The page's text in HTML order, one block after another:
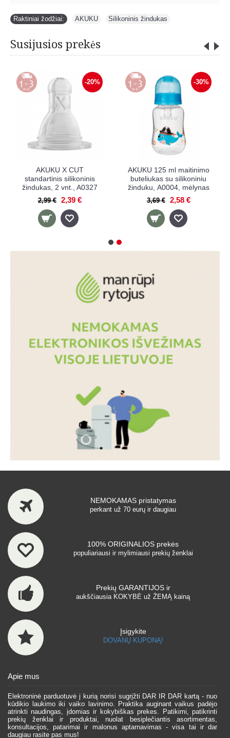
Raktiniai žodžiai: AKUKU Silikoninis žindukas
Susijusios prekės
-20%
AKUKU X CUT
standartinis silikoninis
žindukas, 2 vnt., A0327
2,99 € 2,39 €
-30%
AKUKU 125 ml maitinimo
buteliukas su silikoniniu
žinduku, А0004, mėlynas
3,69 € 2,58 €
NEMOKAMAS pristatymas
perkant už 70 eurų ir daugiau
100% ORIGINALIOS prekės
populiariausi ir mylimiausi prekių ženklai
Prekių GARANTIJOS ir
aukščiausia KOKYBĖ už ŽEMĄ kainą
Įsigykite
DOVANŲ KUPONĄ!
Apie mus
Elektroninė parduotuvė į kurią norisi sugrįžti DAR IR DAR kartą - nuo
kūdikio laukimo iki vaiko lavinimo. Praktika auginant vaikus padėjo
atrinkti naudingas, įdomias ir kokybiškas prekes. Patikimi, patikrinti
prekių ženklai ir produktai, nuolat besiplečiantis asortimentas,
konsultacijos, patarimai ir malonus aptarnavimas - visa tai ir dar
daugiau rasite pas mus!